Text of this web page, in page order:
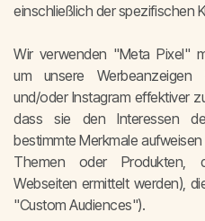
einschließlich der spezifischen
Wir verwenden "Meta Pixel"
um unsere
und/oder Instagram effektiver
dass sie den Interessen
bestimmte Merkmale
Themen oder Produkten,
Webseiten ermittelt werden),
"Custom Audiences").